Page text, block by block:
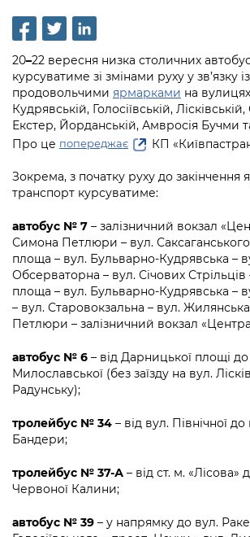
Проєкти розпоряджень, що
перебувають на погодженні
Рішення Київради
Контактна інформація
Вакансії
Статистика
Звернення громадян
Регуляторна діяльність
Промисловість і наука Києва
Підприємства, установи,
Річні звіти
Гендерна політика
Освіта та навчальні заклади
Навколишнє середовище міста
Містобудування та земельні
Культура, спорт, дозвілля
Бізнес та ліцензування
Фінанси та бюджет
Безпека та правопорядок
Ритуальні послуги
Іноземцям / For foreigners
Пам'ятки культурної спадщини
Портал Захисників та Захисниць
Безбар'єрність
Міський застосунок Київ
Важливе під час воєнного стану
Громадська експертиза
Консультації з громадськістю
Громадська рада
Петиції
Відкритий бюджет
Контактний центр
Допомога учасникам АТО
Рада з питань внутрішньо
осіб при Київській міській
адміністрації
«Ініціатива «Партнерство
Уряд» – місцевий рівень»
Інформація з обмеженим
Подати запит онлайн
Проекти нормативно-правових
інших актів
Нормативна база
Питання і відповіді про публічну
Порядок оскарження рішень, дій
бездіяльності розпорядників
Звіти про опрацювання запитів
публічну інформацію
Про відкриті дані
Портал даних Києва
Публічні дашборди
Медіагалерея
Підписатися на новини та анонси
КМДА / Subscribe to
from the KCSA
Порядок акредитації медіа /
Accreditation process
Подати журналістський запит /
Submitting a media request
Зйомки в лікарнях в умовах
стану / Rules for media coverage of
hospitals at work under martial law
Контакти для медіа / Contacts for
media
Портал Послуг
20–22 вересня низка столичних
курсуватиме зі змінами руху у зв’язку
продовольчими ярмарками на
Кудрявській, Голосіївській,
Екстер, Йорданській, Амвросія Бучми
Про це попереджає КП
Зокрема, з початку руху до закінчення
транспорт курсуватиме:
автобус № 7 – залізничний вокзал
Симона Петлюри – вул.
площа – вул. Бульварно-Кудрявська –
Обсерваторна – вул. Січових Стрільців
площа – вул. Бульварно-Кудрявська –
– вул. Старовокзальна – вул.
Петлюри – залізничний вокзал
автобус № 6 – від Дарницької площі
Милославської (без заїзду на вул.
Радунську);
тролейбус № 34 – від вул. Північної
Бандери;
тролейбус № 37-А – від ст. м. «Лісова»
Червоної Калини;
автобус № 39 – у напрямку до вул.